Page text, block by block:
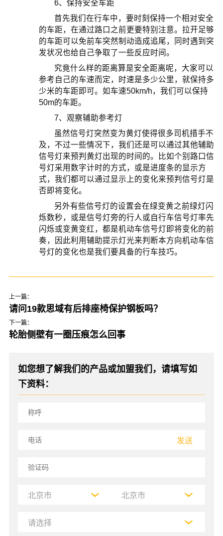
6、保持安全车距
首先我们在行车中，要时刻保持一个相对安全
的车距，在通过路口之前更要特别注意。拉开足够
的车距可以免前车突然制动造成追尾，同时遇到突
发状况也给自己争取了一些反应时间。
究竟什么样的距离算是安全距离呢，大家可以
参考自己的车速而定，时速是多少公里，就保持多
少米的车距即可。如车速50km/h，我们可以保持
50m的车距。
7、观察辅助参考灯
虽然信号灯突然变为黄灯使得很多司机措手不
及，不过一些情况下，我们还是可以通过其他辅助
信号灯来预判黄灯出现的时间的。比如个别路口信
号灯采用数字计时的方式，或是进度条的显示方
式，我们都可以通过显示上的变化来预判信号灯是
否即将变化。
另外有些信号灯的设置会在绿变黄之前绿灯闪
烁数秒，或是信号灯旁的行人或自行车信号灯率先
闪烁或变黄变红，都是机动车信号灯即将变化的前
奏，因此利用辅助提示灯光来判断本方向机动车信
号灯的变化也是我们要具备的行车技巧。
上一篇：
请问19款思域有后排座椅保护钢板吗？
下一篇：
轮胎侧壁有一圈压痕怎么回事
如您想了解我们的产品或加盟我们，请填写如
下资料：
发送